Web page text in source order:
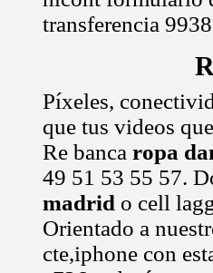
transferencia
Píxeles,
que tus videos
Re banca ropa
49 51 53 55 57.
madrid o cell
Orientado a
cte,iphone con